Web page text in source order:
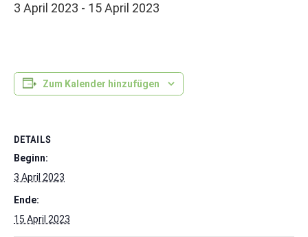
3 April 2023 - 15 April 2023
Zum Kalender hinzufügen
DETAILS
Beginn:
3 April 2023
Ende:
15 April 2023